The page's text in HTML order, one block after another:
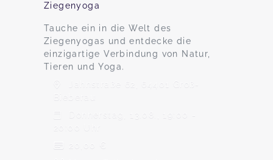
Ziegenyoga
Tauche ein in die Welt des
Ziegenyogas und entdecke die
einzigartige Verbindung von Natur,
Tieren und Yoga.
Jahnstraße 62, 64401 Groß-
Donnerstag, 13.08., 19:00 -
20:00 Uhr
20,00 €